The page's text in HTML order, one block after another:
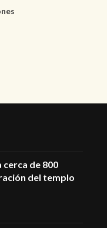
de 800
del templo